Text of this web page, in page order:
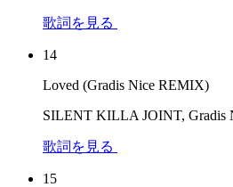
歌詞を見る
14
Loved (Gradis Nice REMIX)
SILENT KILLA JOINT, Gradis
歌詞を見る
15